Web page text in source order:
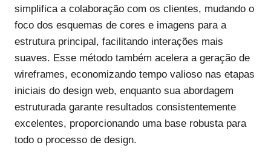
simplifica a colaboração com os clientes, mudando o
foco dos esquemas de cores e imagens para a
estrutura principal, facilitando interações mais
suaves. Esse método também acelera a geração de
wireframes, economizando tempo valioso nas etapas
iniciais do design web, enquanto sua abordagem
estruturada garante resultados consistentemente
excelentes, proporcionando uma base robusta para
todo o processo de design.